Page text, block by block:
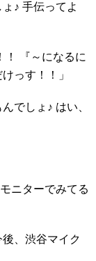
♪ 手伝ってよ
『～になるに
っす！！」
でしょ♪ はい、
ニターでみてる
、渋谷マイク